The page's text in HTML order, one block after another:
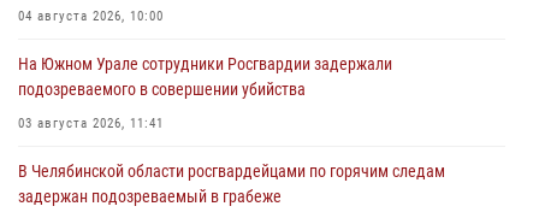
04 августа 2026, 10:00
На Южном Урале сотрудники Росгвардии задержали
подозреваемого в совершении убийства
03 августа 2026, 11:41
В Челябинской области росгвардейцами по горячим следам
задержан подозреваемый в грабеже